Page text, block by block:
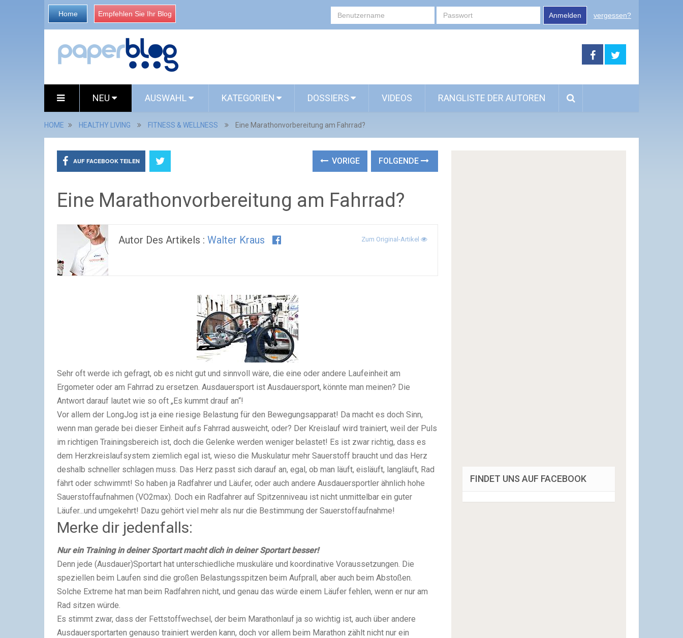
Home Empfehlen Sie Ihr Blog Anmelden vergessen?
NEU AUSWAHL KATEGORIEN DOSSIERS VIDEOS RANGLISTE DER AUTOREN
HOME HEALTHY LIVING FITNESS & WELLNESS Eine Marathonvorbereitung am Fahrrad?
AUF FACEBOOK TEILEN VORIGE FOLGENDE
Eine Marathonvorbereitung am Fahrrad?
Autor Des Artikels : Walter Kraus Zum Original-Artikel
Sehr oft werde ich gefragt, ob es nicht gut und sinnvoll wäre, die eine oder andere Laufeinheit am
Ergometer oder am Fahrrad zu ersetzen. Ausdauersport ist Ausdauersport, könnte man meinen? Die
Antwort darauf lautet wie so oft „Es kummt drauf an“!
Vor allem der LongJog ist ja eine riesige Belastung für den Bewegungsapparat! Da macht es doch Sinn,
wenn man gerade bei dieser Einheit aufs Fahrrad ausweicht, oder? Der Kreislauf wird trainiert, weil der Puls
im richtigen Trainingsbereich ist, doch die Gelenke werden weniger belastet! Es ist zwar richtig, dass es
dem Herzkreislaufsystem ziemlich egal ist, wieso die Muskulatur mehr Sauerstoff braucht und das Herz
deshalb schneller schlagen muss. Das Herz passt sich darauf an, egal, ob man läuft, eisläuft, langläuft, Rad
fährt oder schwimmt! So haben ja Radfahrer und Läufer, oder auch andere Ausdauersportler ähnlich hohe
Sauerstoffaufnahmen (VO2max). Doch ein Radfahrer auf Spitzenniveau ist nicht unmittelbar ein guter
Läufer...und umgekehrt! Dazu gehört viel mehr als nur die Bestimmung der Sauerstoffaufnahme!
Merke dir jedenfalls:
Nur ein Training in deiner Sportart macht dich in deiner Sportart besser!
Denn jede (Ausdauer)Sportart hat unterschiedliche muskuläre und koordinative Voraussetzungen. Die
speziellen beim Laufen sind die großen Belastungsspitzen beim Aufprall, aber auch beim Abstoßen.
Solche Extreme hat man beim Radfahren nicht, und genau das würde einem Läufer fehlen, wenn er nur am
Rad sitzen würde.
Es stimmt zwar, dass der Fettstoffwechsel, der beim Marathonlauf ja so wichtig ist, auch über andere
Ausdauersportarten genauso trainiert werden kann, doch vor allem beim Marathon zählt nicht nur ein
FINDET UNS AUF FACEBOOK